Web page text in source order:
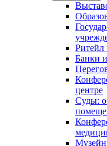
Ритейл
Банки
центре
Суды: